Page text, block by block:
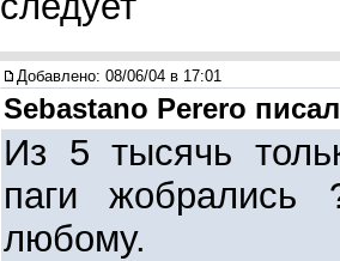
Добавлено: 08/06/04 в 17:01
Sebastano Perero
Из 5 тысячь
паги
любому.